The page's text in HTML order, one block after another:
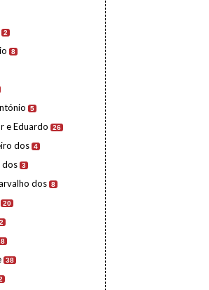
2
8
5
e Eduardo 26
dos 4
dos 3
dos 8
20
2
38